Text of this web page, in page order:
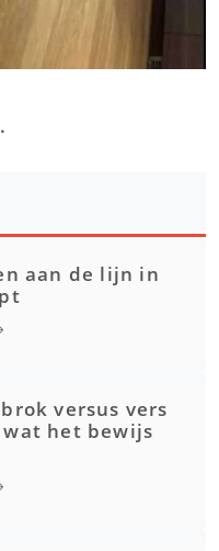
aan de lijn in
versus vers
het bewijs